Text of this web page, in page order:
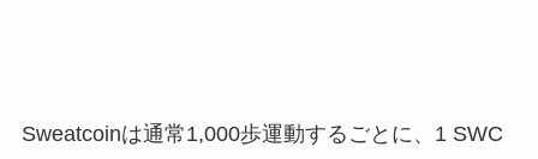
Sweatcoinは通常1,000歩運動するごとに、1 SWC